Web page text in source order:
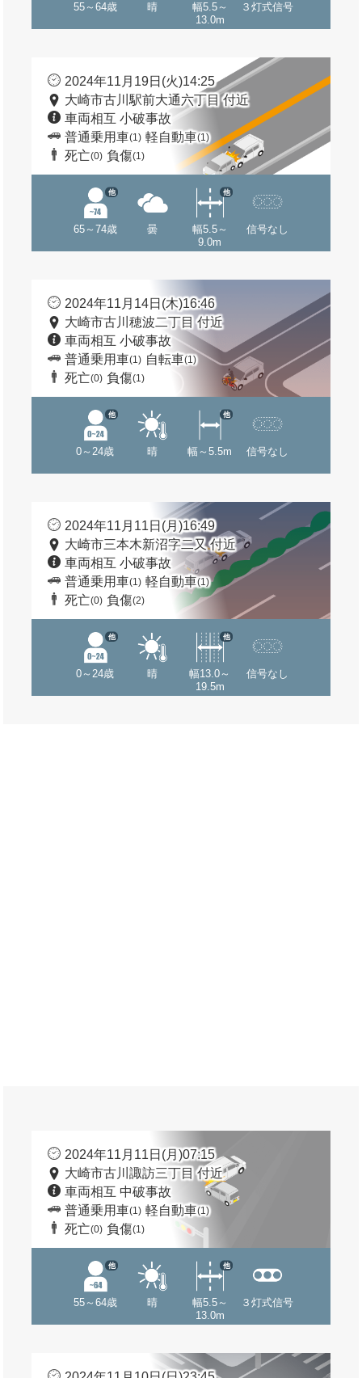
55～64歳 晴
幅5.5～
13.0m
３灯式信号
2024年11月19日(火)14:25
大崎市古川駅前大通六丁目 付近
車両相互 小破事故
普通乗用車(1) 軽自動車(1)
死亡(0) 負傷(1)
65～74歳
他
曇
幅5.5～
9.0m
他
信号なし
2024年11月14日(木)16:46
大崎市古川穂波二丁目 付近
車両相互 小破事故
普通乗用車(1) 自転車(1)
死亡(0) 負傷(1)
0～24歳
他
晴 幅～5.5m
他
信号なし
2024年11月11日(月)16:49
大崎市三本木新沼字二又 付近
車両相互 小破事故
普通乗用車(1) 軽自動車(1)
死亡(0) 負傷(2)
0～24歳
他
晴
幅13.0～
19.5m
他
信号なし
2024年11月11日(月)07:15
大崎市古川諏訪三丁目 付近
車両相互 中破事故
普通乗用車(1) 軽自動車(1)
死亡(0) 負傷(1)
55～64歳
他
晴
幅5.5～
13.0m
他
３灯式信号